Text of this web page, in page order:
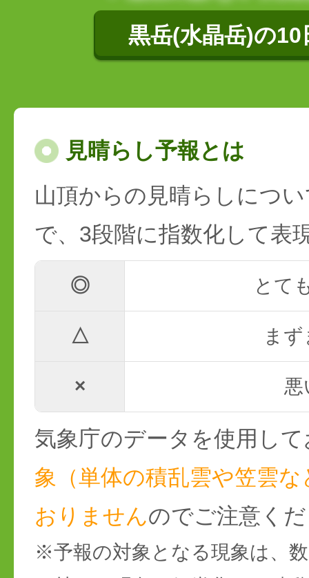
黒岳(水晶岳)の10
見晴らし予報とは
山頂からの見晴らしにつ
で、3段階に指数化して表
◎ とて
△ ま
× 悪
気象庁のデータを使用し
象（単体の積乱雲や笠雲
おりませんのでご注意く
※予報の対象となる現象は、